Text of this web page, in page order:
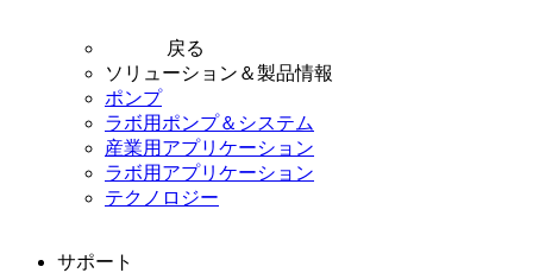
戻る
ソリューション＆製品情報
ポンプ
ラボ用ポンプ＆システム
産業用アプリケーション
ラボ用アプリケーション
テクノロジー
サポート